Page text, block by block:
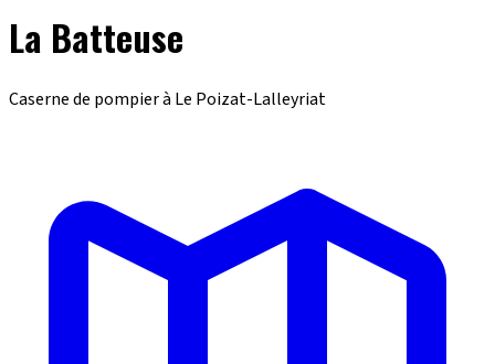
La Batteuse
Caserne de pompier à Le Poizat-Lalleyriat